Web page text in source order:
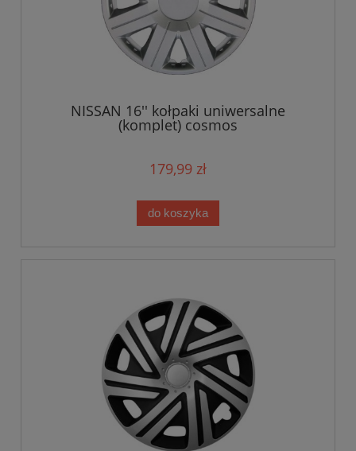
NISSAN 16'' kołpaki uniwersalne
(komplet) cosmos
179,99 zł
do koszyka